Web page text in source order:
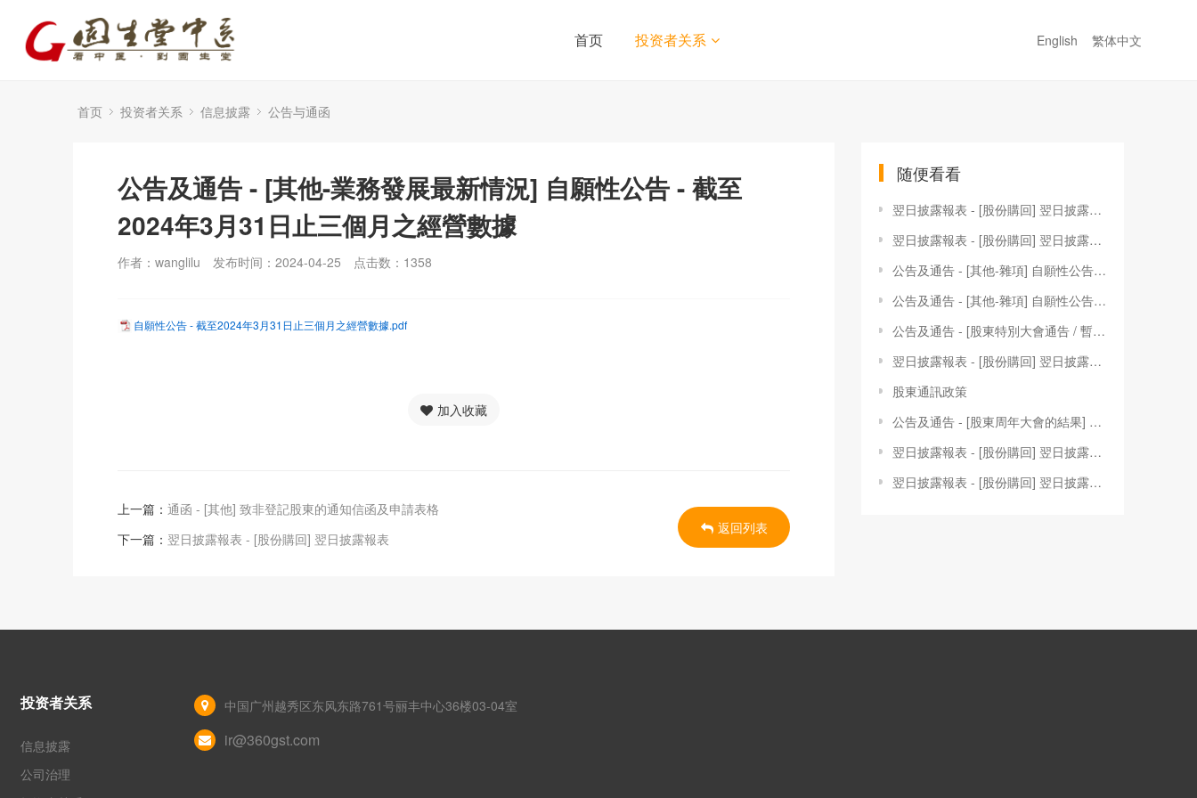
首页 投资者关系 English 繁体中文
首页 投资者关系 信息披露 公告与通函
公告及通告 - [其他-業務發展最新情況] 自願性公告 - 截至
2024年3月31日止三個月之經營數據
作者：wanglilu 发布时间：2024-04-25 点击数： 1358
自願性公告 - 截至2024年3月31日止三個月之經營數據.pdf
加入收藏
上一篇： 通函 - [其他] 致非登記股東的通知信函及申請表格
下一篇： 翌日披露報表 - [股份購回] 翌日披露報表
返回列表
随便看看
翌日披露報表 - [股份購回] 翌日披露報表
翌日披露報表 - [股份購回] 翌日披露報表
公告及通告 - [其他-雜項] 自願性公告 - 根據受限制股份獎勵計劃（現有股份）購買股份
公告及通告 - [其他-雜項] 自願性公告 - 根據受限制股份獎勵計劃（現有股份）購買股份
公告及通告 - [股東特別大會通告 / 暫停辦理過戶登記手續或更改暫停辦理過戶日期] 股東特別大會通告
翌日披露報表 - [股份購回] 翌日披露報表
股東通訊政策
公告及通告 - [股東周年大會的結果] 於2023年6月16日舉行之股東週年大會投票結果
翌日披露報表 - [股份購回] 翌日披露報表
翌日披露報表 - [股份購回] 翌日披露報表
投资者关系
信息披露
公司治理
中国广州越秀区东风东路761号丽丰中心36楼03-04室
ir@360gst.com